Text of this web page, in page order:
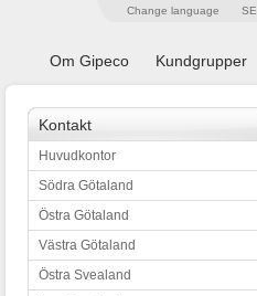
Change language SE
Om Gipeco Kundgrupper
Kontakt
Huvudkontor
Södra Götaland
Östra Götaland
Västra Götaland
Östra Svealand